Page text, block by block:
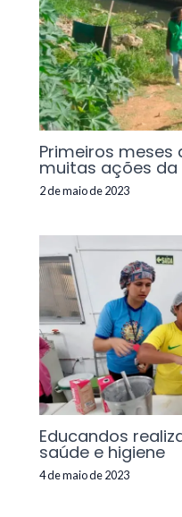
Primeiros
muitas ações da
2 de maio de 2023
Educandos
saúde e higiene
4 de maio de 2023